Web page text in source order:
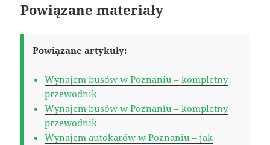
Powiązane materiały
Powiązane artykuły:
Wynajem busów w Poznaniu – kompletny
przewodnik
Wynajem busów w Poznaniu – kompletny
przewodnik
Wynajem autokarów w Poznaniu – jak